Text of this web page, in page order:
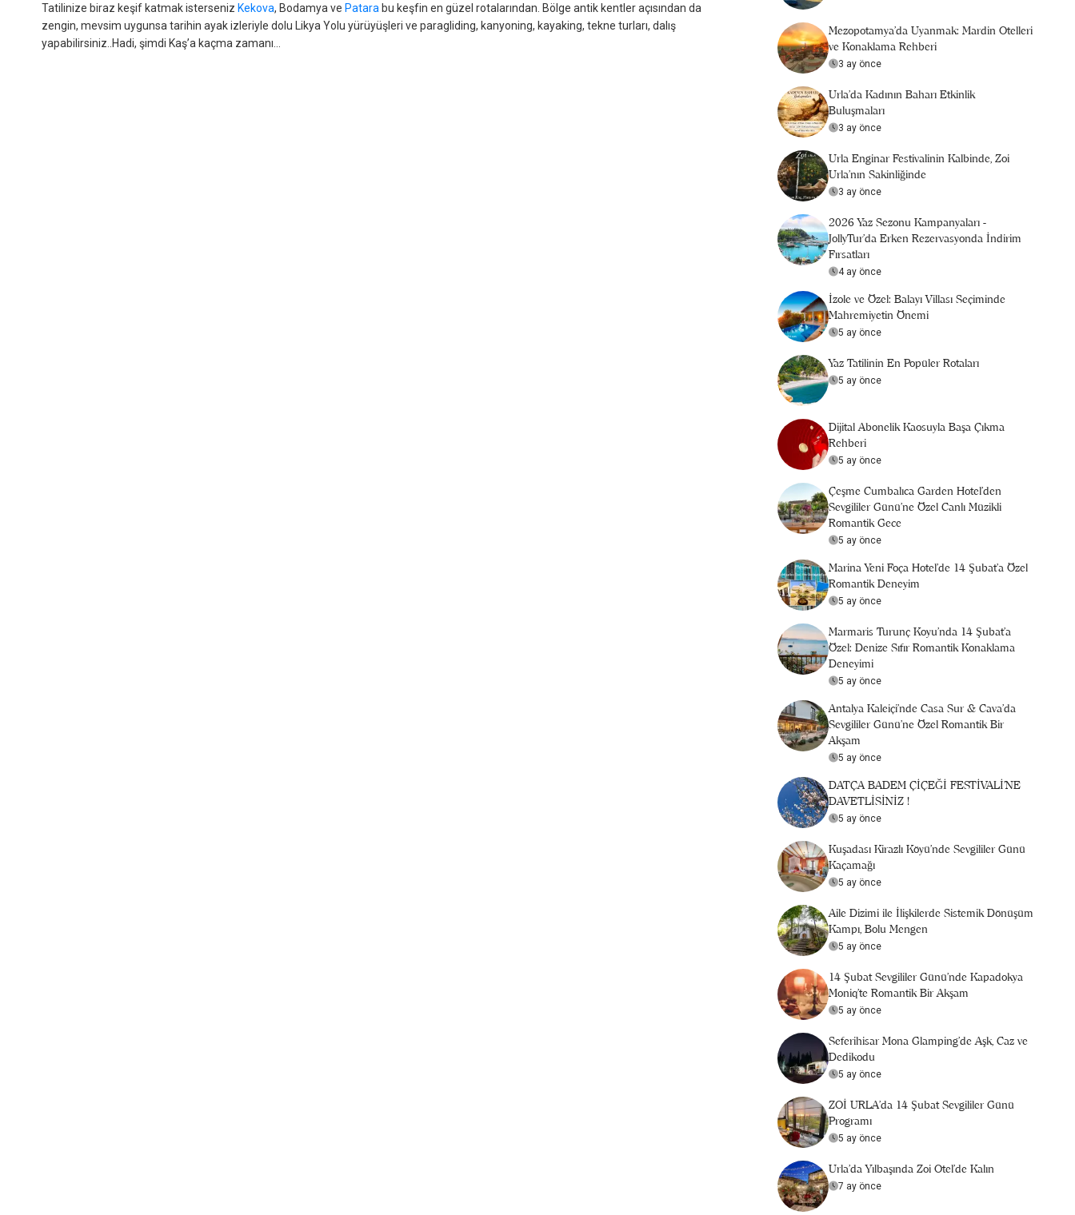
Tatilinize biraz keşif katmak isterseniz Kekova, Bodamya ve Patara bu keşfin en güzel rotalarından. Bölge antik kentler açısından da
zengin, mevsim uygunsa tarihin ayak izleriyle dolu Likya Yolu yürüyüşleri ve paragliding, kanyoning, kayaking, tekne turları, dalış
yapabilirsiniz..Hadi, şimdi Kaş’a kaçma zamanı…
Mezopotamya’da Uyanmak: Mardin Otelleri
ve Konaklama Rehberi
3 ay önce
Urla'da Kadının Baharı Etkinlik
Buluşmaları
3 ay önce
Urla Enginar Festivalinin Kalbinde, Zoi
Urla’nın Sakinliğinde
3 ay önce
2026 Yaz Sezonu Kampanyaları -
JollyTur'da Erken Rezervasyonda İndirim
Fırsatları
4 ay önce
İzole ve Özel: Balayı Villası Seçiminde
Mahremiyetin Önemi
5 ay önce
Yaz Tatilinin En Popüler Rotaları
5 ay önce
Dijital Abonelik Kaosuyla Başa Çıkma
Rehberi
5 ay önce
Çeşme Cumbalıca Garden Hotel’den
Sevgililer Günü’ne Özel Canlı Müzikli
Romantik Gece
5 ay önce
Marina Yeni Foça Hotel’de 14 Şubat’a Özel
Romantik Deneyim
5 ay önce
Marmaris Turunç Koyu'nda 14 Şubat’a
Özel: Denize Sıfır Romantik Konaklama
Deneyimi
5 ay önce
Antalya Kaleiçi'nde Casa Sur & Cava’da
Sevgililer Günü’ne Özel Romantik Bir
Akşam
5 ay önce
DATÇA BADEM ÇİÇEĞİ FESTİVALİ’NE
DAVETLİSİNİZ !
5 ay önce
Kuşadası Kirazlı Köyü'nde Sevgililer Günü
Kaçamağı
5 ay önce
Aile Dizimi ile İlişkilerde Sistemik Dönüşüm
Kampı, Bolu Mengen
5 ay önce
14 Şubat Sevgililer Günü’nde Kapadokya
Moniq’te Romantik Bir Akşam
5 ay önce
Seferihisar Mona Glamping’de Aşk, Caz ve
Dedikodu
5 ay önce
ZOİ URLA'da 14 Şubat Sevgililer Günü
Programı
5 ay önce
Urla'da Yılbaşında Zoi Otel'de Kalın
7 ay önce